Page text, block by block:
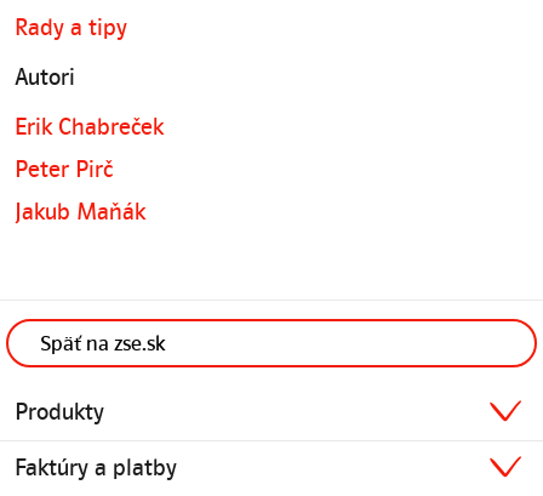
Rady a tipy
Autori
Erik Chabreček
Peter Pirč
Jakub Maňák
Späť na zse.sk
Produkty
Faktúry a platby